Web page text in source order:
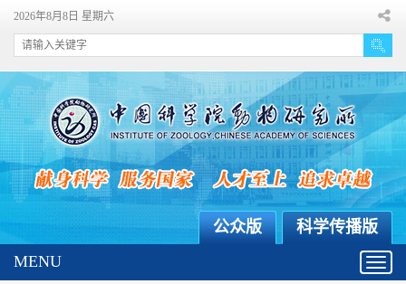
2026年8月8日 星期六
科学传播版
公众版
MENU